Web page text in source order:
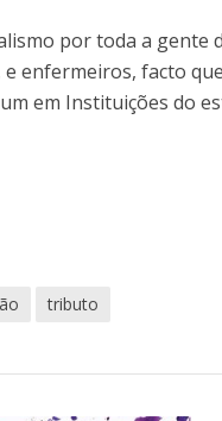
por toda a gente
enfermeiros, facto
em Instituições do
tributo